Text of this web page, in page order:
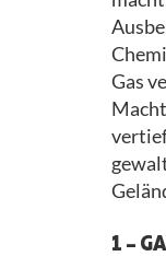
Gas
1 –